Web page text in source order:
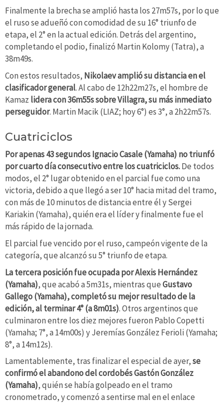
Finalmente la brecha se amplió hasta los 27m57s, por lo que
el ruso se adueñó con comodidad de su 16° triunfo de
etapa, el 2° en la actual edición. Detrás del argentino,
completando el podio, finalizó Martin Kolomy (Tatra), a
38m49s.
Con estos resultados, Nikolaev amplió su distancia en el
clasificador general. Al cabo de 12h22m27s, el hombre de
Kamaz lidera con 36m55s sobre Villagra, su más inmediato
perseguidor. Martin Macik (LIAZ; hoy 6°) es 3°, a 2h22m57s.
Cuatriciclos
Por apenas 43 segundos Ignacio Casale (Yamaha) no triunfó
por cuarto día consecutivo entre los cuatriciclos.De todos
modos, el 2° lugar obtenido en el parcial fue como una
victoria, debido a que llegó a ser 10° hacia mitad del tramo,
con más de 10 minutos de distancia entre él y Sergei
Kariakin (Yamaha), quién era el líder y finalmente fue el
más rápido de la jornada.
El parcial fue vencido por el ruso, campeón vigente de la
categoría, que alcanzó su 5° triunfo de etapa.
La tercera posición fue ocupada por Alexis Hernández
(Yamaha), que acabó a 5m31s, mientras queGustavo
Gallego (Yamaha), completó su mejor resultado de la
edición, al terminar 4° (a 8m01s). Otros argentinos que
culminaron entre los diez mejores fueron Pablo Copetti
(Yamaha; 7°, a 14m00s) y Jeremías González Ferioli (Yamaha;
8°, a 14m12s).
Lamentablemente, tras finalizar el especial de ayer,se
confirmó el abandono del cordobés Gastón González
(Yamaha), quién se había golpeado en el tramo
cronometrado, y comenzó a sentirse mal en el enlace